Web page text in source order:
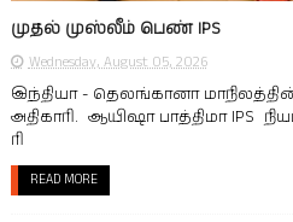
முதல் முஸ்லீம் பெண் IPS
Wednesday, August 05, 2026
இந்தியா - தெலங்கானா
அதிகாரி. ஆயிஷா பாத்திமா IPS
ரி
READ MORE